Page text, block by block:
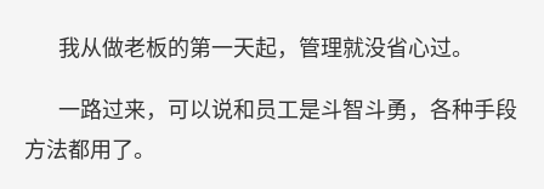
我从做老板的第一天起，管理就没省心过。
一路过来，可以说和员工是斗智斗勇，各种手段
方法都用了。